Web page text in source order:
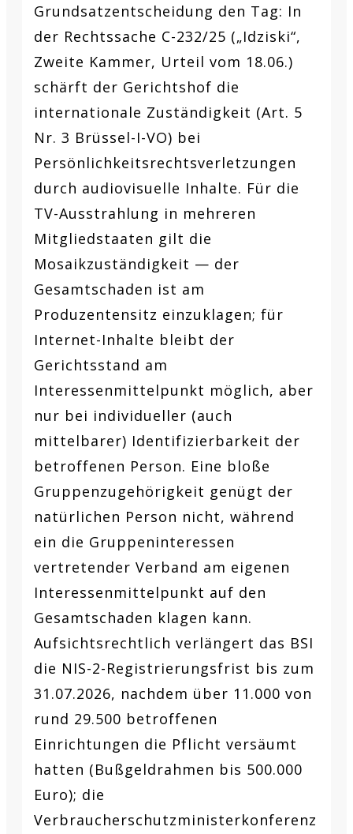
Grundsatzentscheidung den Tag: In
der Rechtssache C-232/25 („Idziski“,
Zweite Kammer, Urteil vom 18.06.)
schärft der Gerichtshof die
internationale Zuständigkeit (Art. 5
Nr. 3 Brüssel-I-VO) bei
Persönlichkeitsrechtsverletzungen
durch audiovisuelle Inhalte. Für die
TV-Ausstrahlung in mehreren
Mitgliedstaaten gilt die
Mosaikzuständigkeit — der
Gesamtschaden ist am
Produzentensitz einzuklagen; für
Internet-Inhalte bleibt der
Gerichtsstand am
Interessenmittelpunkt möglich, aber
nur bei individueller (auch
mittelbarer) Identifizierbarkeit der
betroffenen Person. Eine bloße
Gruppenzugehörigkeit genügt der
natürlichen Person nicht, während
ein die Gruppeninteressen
vertretender Verband am eigenen
Interessenmittelpunkt auf den
Gesamtschaden klagen kann.
Aufsichtsrechtlich verlängert das BSI
die NIS-2-Registrierungsfrist bis zum
31.07.2026, nachdem über 11.000 von
rund 29.500 betroffenen
Einrichtungen die Pflicht versäumt
hatten (Bußgeldrahmen bis 500.000
Euro); die
Verbraucherschutzministerkonferenz